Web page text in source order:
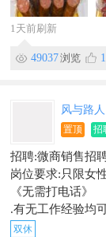
1天前刷新
49037浏览 1
风与路人
置顶 招
招聘:微商销售招
岗位要求:只限女
《无需打电话》
.有无工作经验均
薪酬福利:
双休